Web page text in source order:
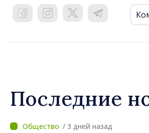
Последние
/ 3 дней назад